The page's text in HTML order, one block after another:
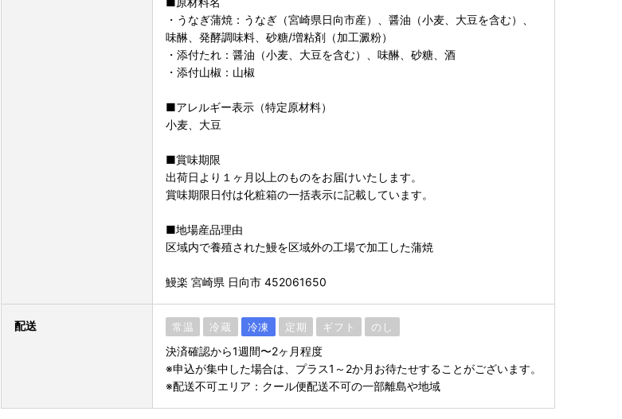
・うなぎ蒲焼：うなぎ（宮崎県日向市産）、醤油（小麦、大豆を含む）、
味醂、発酵調味料、砂糖/増粘剤（加工澱粉）
・添付たれ：醤油（小麦、大豆を含む）、味醂、砂糖、酒
・添付山椒：山椒
■アレルギー表示（特定原材料）
小麦、大豆
■賞味期限
出荷日より１ヶ月以上のものをお届けいたします。
賞味期限日付は化粧箱の一括表示に記載しています。
■地場産品理由
区域内で養殖された鰻を区域外の工場で加工した蒲焼
鰻楽 宮崎県 日向市 452061650
配送 常温 冷蔵 冷凍 定期 ギフト のし
決済確認から1週間〜2ヶ月程度
※申込が集中した場合は、プラス1～2か月お待たせすることがございます。
※配送不可エリア：クール便配送不可の一部離島や地域